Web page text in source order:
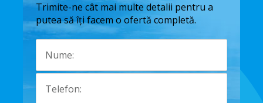
Trimite-ne cât mai multe detalii pentru a
putea să îți facem o ofertă completă.